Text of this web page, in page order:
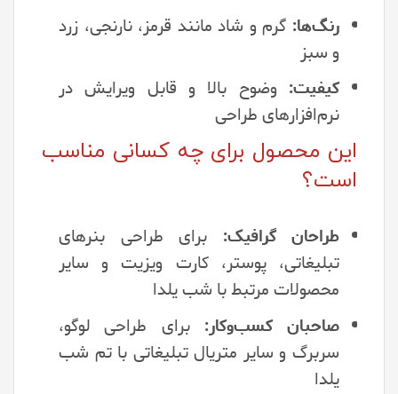
رنگ‌ها: گرم و شاد مانند قرمز، نارنجی، زرد
و سبز
کیفیت: وضوح بالا و قابل ویرایش در
نرم‌افزارهای طراحی
این محصول برای چه کسانی مناسب
است؟
طراحان گرافیک: برای طراحی بنرهای
تبلیغاتی، پوستر، کارت ویزیت و سایر
محصولات مرتبط با شب یلدا
صاحبان کسب‌وکار: برای طراحی لوگو،
سربرگ و سایر متریال تبلیغاتی با تم شب
یلدا